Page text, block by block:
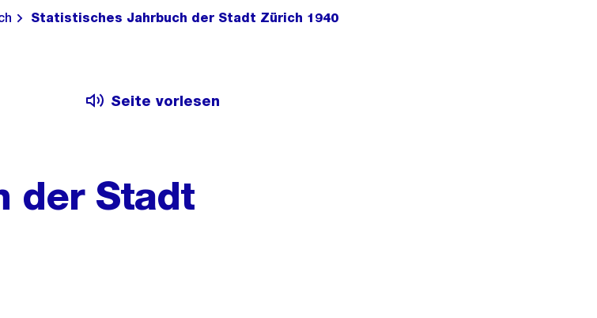
Statistisches Jahrbuch der Stadt Zürich 1940
Seite vorlesen
der Stadt